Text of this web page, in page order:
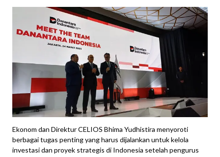
Ekonom dan Direktur CELIOS Bhima Yudhistira menyoroti
berbagai tugas penting yang harus dijalankan untuk kelola
investasi dan proyek strategis di Indonesia setelah pengurus